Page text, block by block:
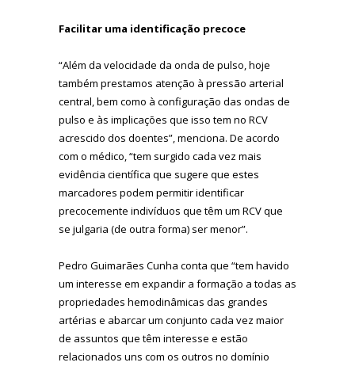
Facilitar uma identificação precoce
“Além da velocidade da onda de pulso, hoje
também prestamos atenção à pressão arterial
central, bem como à configuração das ondas de
pulso e às implicações que isso tem no RCV
acrescido dos doentes”, menciona. De acordo
com o médico, “tem surgido cada vez mais
evidência científica que sugere que estes
marcadores podem permitir identificar
precocemente indivíduos que têm um RCV que
se julgaria (de outra forma) ser menor”.
Pedro Guimarães Cunha conta que “tem havido
um interesse em expandir a formação a todas as
propriedades hemodinâmicas das grandes
artérias e abarcar um conjunto cada vez maior
de assuntos que têm interesse e estão
relacionados uns com os outros no domínio